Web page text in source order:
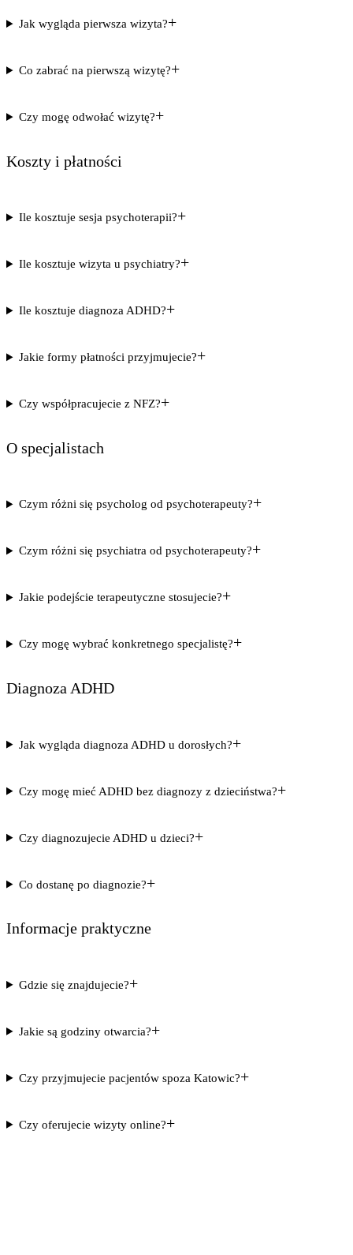
Jak wygląda pierwsza wizyta?+
Co zabrać na pierwszą wizytę?+
Czy mogę odwołać wizytę?+
Koszty i płatności
Ile kosztuje sesja psychoterapii?+
Ile kosztuje wizyta u psychiatry?+
Ile kosztuje diagnoza ADHD?+
Jakie formy płatności przyjmujecie?+
Czy współpracujecie z NFZ?+
O specjalistach
Czym różni się psycholog od psychoterapeuty?+
Czym różni się psychiatra od psychoterapeuty?+
Jakie podejście terapeutyczne stosujecie?+
Czy mogę wybrać konkretnego specjalistę?+
Diagnoza ADHD
Jak wygląda diagnoza ADHD u dorosłych?+
Czy mogę mieć ADHD bez diagnozy z dzieciństwa?+
Czy diagnozujecie ADHD u dzieci?+
Co dostanę po diagnozie?+
Informacje praktyczne
Gdzie się znajdujecie?+
Jakie są godziny otwarcia?+
Czy przyjmujecie pacjentów spoza Katowic?+
Czy oferujecie wizyty online?+